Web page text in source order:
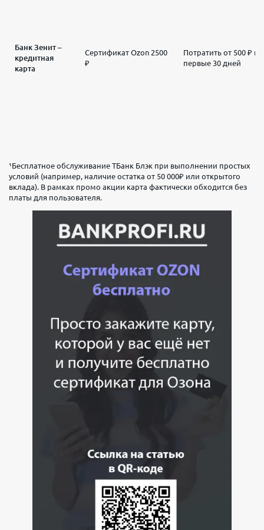
Банк Зенит –
кредитная
карта
Сертификат Ozon 2500
₽
Потратить от 500 ₽ в
первые 30 дней
¹Бесплатное обслуживание ТБанк Блэк при выполнении простых
условий (например, наличие остатка от 50 000₽ или открытого
вклада). В рамках промо акции карта фактически обходится без
платы для пользователя.